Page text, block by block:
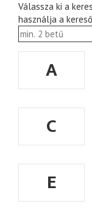
Válassza ki a
használja a
A
C
E